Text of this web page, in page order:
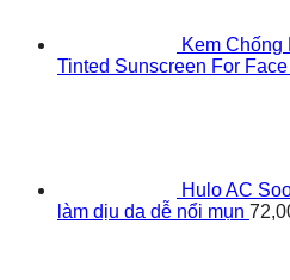
Kem Chống
Tinted Sunscreen For
Hulo AC
làm dịu da dễ nổi mụn